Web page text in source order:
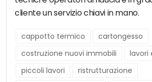
cliente un servizio chiavi in mano.
cappotto termico
cartongesso
costruzione nuovi immobili
lavori
piccoli lavori
ristrutturazione